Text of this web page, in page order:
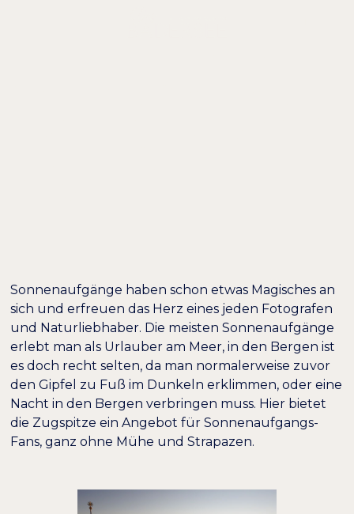
Farben umkehren Monochrom
Dunkler Kontrast Heller Kontrast
Niedrige Sättigung Hohe Sättigung
Sonnenaufgänge haben schon etwas Magisches an
sich und erfreuen das Herz eines jeden Fotografen
und Naturliebhaber. Die meisten Sonnenaufgänge
erlebt man als Urlauber am Meer, in den Bergen ist
es doch recht selten, da man normalerweise zuvor
den Gipfel zu Fuß im Dunkeln erklimmen, oder eine
Nacht in den Bergen verbringen muss. Hier bietet
die Zugspitze ein Angebot für Sonnenaufgangs-
Fans, ganz ohne Mühe und Strapazen.